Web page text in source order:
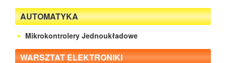
AUTOMATYKA
Mikrokontrolery Jednoukładowe
WARSZTAT ELEKTRONIKI